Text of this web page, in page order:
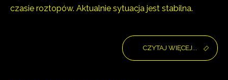
czasie roztopów. Aktualnie sytuacja jest stabilna.
CZYTAJ WIĘCEJ...